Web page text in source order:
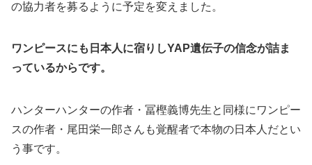
の協力者を募るように予定を変えました。
ワンピースにも日本人に宿りしYAP遺伝子の信念が詰ま
っているからです。
ハンターハンターの作者・冨樫義博先生と同様にワンピー
スの作者・尾田栄一郎さんも覚醒者で本物の日本人だとい
う事です。